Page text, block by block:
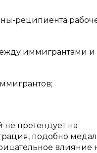
реципиента
иммигрантами и
претендует на
подобно
влияние